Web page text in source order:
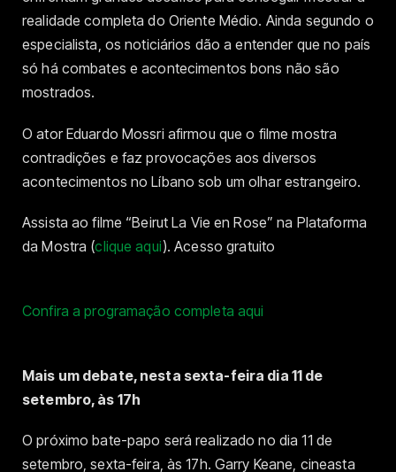
realidade completa do Oriente Médio. Ainda segundo o
especialista, os noticiários dão a entender que no país
só há combates e acontecimentos bons não são
mostrados.
O ator Eduardo Mossri afirmou que o filme mostra
contradições e faz provocações aos diversos
acontecimentos no Líbano sob um olhar estrangeiro.
Assista ao filme “Beirut La Vie en Rose” na Plataforma
da Mostra (clique aqui). Acesso gratuito
Confira a programação completa aqui
Mais um debate, nesta sexta-feira dia 11 de
setembro, às 17h
O próximo bate-papo será realizado no dia 11 de
setembro, sexta-feira, às 17h. Garry Keane, cineasta